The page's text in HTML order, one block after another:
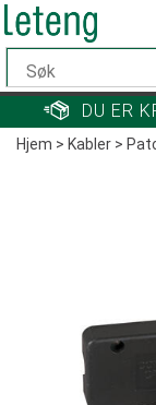
DU ER
Hjem>Kabler>